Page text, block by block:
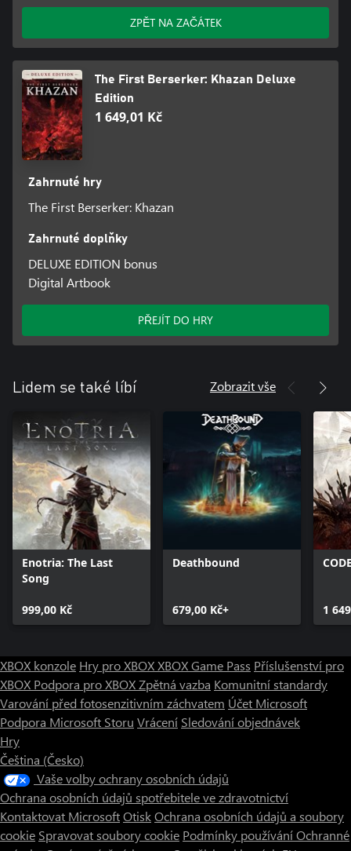
ZPĚT NA ZAČÁTEK
The First Berserker: Khazan Deluxe
Edition
1 649,01 Kč
Zahrnuté hry
The First Berserker: Khazan
Zahrnuté doplňky
DELUXE EDITION bonus
Digital Artbook
PŘEJÍT DO HRY
Lidem se také líbí Zobrazit vše
Enotria: The Last
Song
999,00 Kč
Deathbound
679,00 Kč+ 1
XBOX konzole Hry pro XBOXXBOX Game Pass Příslušenství pro
XBOX Podpora pro XBOXZpětná vazba Komunitní standardy
Varování před fotosenzitivním záchvatem Účet Microsoft
Podpora Microsoft Storu Vrácení Sledování objednávek
Hry
Čeština (Česko)
Vaše volby ochrany osobních údajů
Ochrana osobních údajů spotřebitele ve zdravotnictví
Kontaktovat MicrosoftOtiskOchrana osobních údajů a soubory
cookie Spravovat soubory cookie Podmínky používáníOchranné